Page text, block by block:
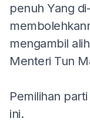
penuh Yang
mengambil
Menteri Tun
Pemilihan
ini.